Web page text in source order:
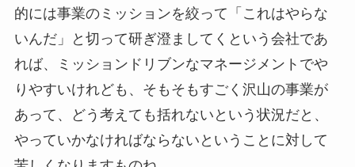
的には事業のミッションを絞って「これはやらな
いんだ」と切って研ぎ澄ましてくという会社であ
れば、ミッションドリブンなマネージメントでや
りやすいけれども、そもそもすごく沢山の事業が
あって、どう考えても括れないという状況だと、
やっていかなければならないということに対して